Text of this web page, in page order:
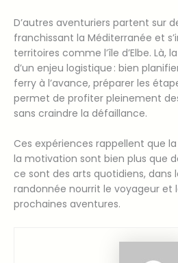
D’autres aventuriers partent sur
franchissant la Méditerranée et
territoires comme l’île d’Elbe. Là,
d’un enjeu logistique : bien
ferry à l’avance, préparer les
permet de profiter pleinement
sans craindre la défaillance.
Ces expériences rappellent que
la motivation sont bien plus que
ce sont des arts quotidiens, dans
randonnée nourrit le voyageur et
prochaines aventures.